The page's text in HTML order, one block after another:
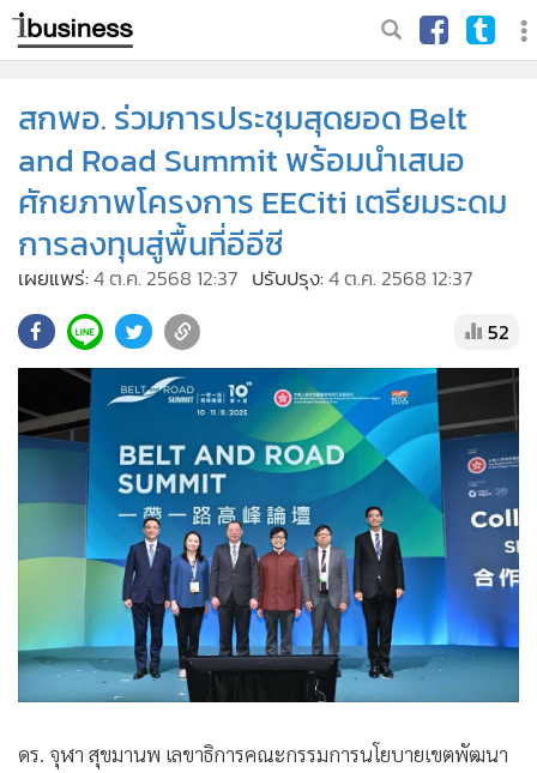
สกพอ. ร่วมการประชุมสุดยอด Belt
and Road Summit พร้อมนำเสนอ
ศักยภาพโครงการ EECiti เตรียมระดม
การลงทุนสู่พื้นที่อีอีซี
เผยแพร่:4 ต.ค. 2568 12:37 ปรับปรุง:4 ต.ค. 2568 12:37
52
ดร. จุฬา สุขมานพ เลขาธิการคณะกรรมการนโยบายเขตพัฒนา